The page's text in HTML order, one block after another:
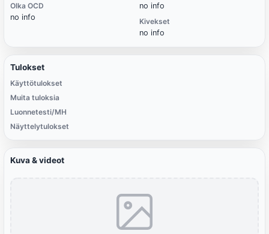
Olka OCD
no info
no info
Kivekset
no info
Tulokset
Käyttötulokset
Muita tuloksia
Luonnetesti/MH
Näyttelytulokset
Kuva & videot